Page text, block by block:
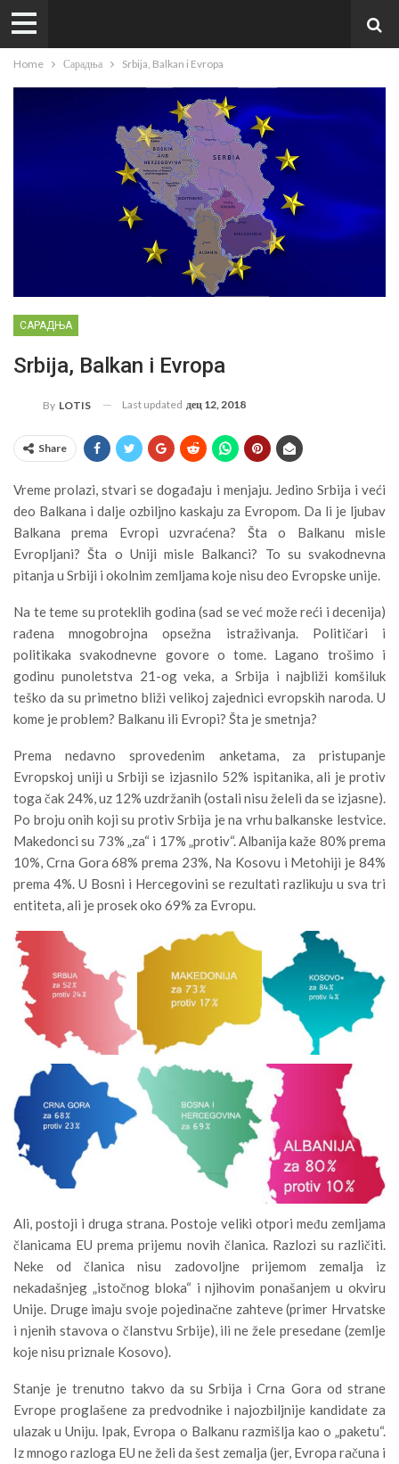
Home Сарадња Srbija, Balkan i Evropa
САРАДЊА
Srbija, Balkan i Evropa
By LOTIS Last updated дец 12, 2018
Share
Vreme prolazi, stvari se događaju i menjaju. Jedino Srbija i veći
deo Balkana i dalje ozbiljno kaskaju za Evropom. Da li je ljubav
Balkana prema Evropi uzvraćena? Šta o Balkanu misle
Evropljani? Šta o Uniji misle Balkanci? To su svakodnevna
pitanja u Srbiji i okolnim zemljama koje nisu deo Evropske unije.
Na te teme su proteklih godina (sad se već može reći i decenija)
rađena mnogobrojna opsežna istraživanja. Političari i
politikaka svakodnevne govore o tome. Lagano trošimo i
godinu punoletstva 21-og veka, a Srbija i najbliži komšiluk
teško da su primetno bliži velikoj zajednici evropskih naroda. U
kome je problem? Balkanu ili Evropi? Šta je smetnja?
Prema nedavno sprovedenim anketama, za pristupanje
Evropskoj uniji u Srbiji se izjasnilo 52% ispitanika, ali je protiv
toga čak 24%, uz 12% uzdržanih (ostali nisu želeli da se izjasne).
Po broju onih koji su protiv Srbija je na vrhu balkanske lestvice.
Makedonci su 73% „za“ i 17% „protiv“. Albanija kaže 80% prema
10%, Crna Gora 68% prema 23%, Na Kosovu i Metohiji je 84%
prema 4%. U Bosni i Hercegovini se rezultati razlikuju u sva tri
entiteta, ali je prosek oko 69% za Evropu.
Ali, postoji i druga strana. Postoje veliki otpori među zemljama
članicama EU prema prijemu novih članica. Razlozi su različiti.
Neke od članica nisu zadovoljne prijemom zemalja iz
nekadašnjeg „istočnog bloka“ i njihovim ponašanjem u okviru
Unije. Druge imaju svoje pojedinačne zahteve (primer Hrvatske
i njenih stavova o članstvu Srbije), ili ne žele presedane (zemlje
koje nisu priznale Kosovo).
Stanje je trenutno takvo da su Srbija i Crna Gora od strane
Evrope proglašene za predvodnike i najozbiljnije kandidate za
ulazak u Uniju. Ipak, Evropa o Balkanu razmišlja kao o „paketu“.
Iz mnogo razloga EU ne želi da šest zemalja (jer, Evropa računa i